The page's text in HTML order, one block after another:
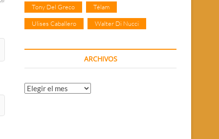
Tony Del Greco Télam
Ulises Caballero Walter Di Nucci
ARCHIVOS
Archivos